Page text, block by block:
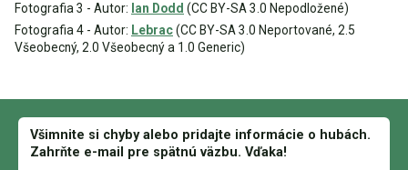
Fotografia 3 - Autor: Ian Dodd (CC BY-SA 3.0 Nepodložené)
Fotografia 4 - Autor: Lebrac(CC BY-SA 3.0 Neportované, 2.5
Všeobecný, 2.0 Všeobecný a 1.0 Generic)